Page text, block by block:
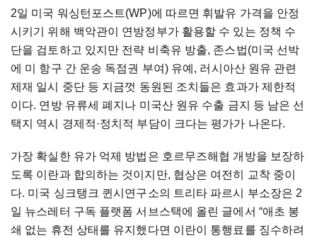
2일 미국 워싱턴포스트(WP)에 따르면 휘발유 가격을 안정
시키기 위해 백악관이 연방정부가 활용할 수 있는 정책 수
단을 검토하고 있지만 전략 비축유 방출, 존스법(미국 선박
에 미 항구 간 운송 독점권 부여) 유예, 러시아산 원유 관련
제재 일시 중단 등 지금껏 동원된 조치들은 효과가 제한적
이다. 연방 유류세 폐지나 미국산 원유 수출 금지 등 남은 선
택지 역시 경제적·정치적 부담이 크다는 평가가 나온다.
가장 확실한 유가 억제 방법은 호르무즈해협 개방을 보장하
도록 이란과 합의하는 것이지만, 협상은 여전히 교착 중이
다. 미국 싱크탱크 퀸시연구소의 트리타 파르시 부소장은 2
일 뉴스레터 구독 플랫폼 서브스택에 올린 글에서 “애초 봉
쇄 없는 휴전 상태를 유지했다면 이란이 통행료를 징수하려